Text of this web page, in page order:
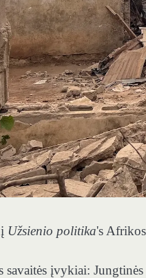
Užsienio politika's
savaitės įvykiai: